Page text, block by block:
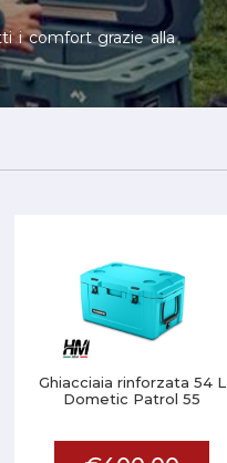
i comfort grazie alla
Ghiacciaia rinforzata 54 L
Dometic Patrol 55